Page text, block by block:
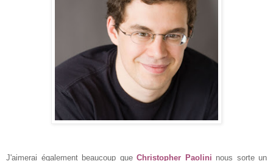
J'aimerai également beaucoup que Christopher Paolini nous sorte un